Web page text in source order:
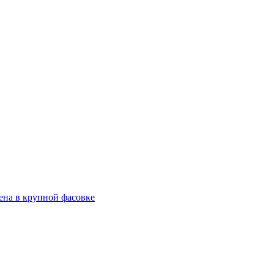
в крупной фасовке